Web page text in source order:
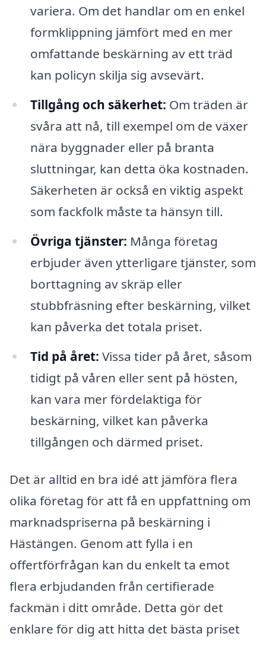
variera. Om det handlar om en enkel
formklippning jämfört med en mer
omfattande beskärning av ett träd
kan policyn skilja sig avsevärt.
Tillgång och säkerhet: Om träden är
svåra att nå, till exempel om de växer
nära byggnader eller på branta
sluttningar, kan detta öka kostnaden.
Säkerheten är också en viktig aspekt
som fackfolk måste ta hänsyn till.
Övriga tjänster: Många företag
erbjuder även ytterligare tjänster, som
borttagning av skräp eller
stubbfräsning efter beskärning, vilket
kan påverka det totala priset.
Tid på året: Vissa tider på året, såsom
tidigt på våren eller sent på hösten,
kan vara mer fördelaktiga för
beskärning, vilket kan påverka
tillgången och därmed priset.
Det är alltid en bra idé att jämföra flera
olika företag för att få en uppfattning om
marknadspriserna på beskärning i
Hästängen. Genom att fylla i en
offertförfrågan kan du enkelt ta emot
flera erbjudanden från certifierade
fackmän i ditt område. Detta gör det
enklare för dig att hitta det bästa priset